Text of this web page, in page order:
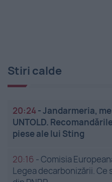
Stiri calde
20:24-Jandarmeria,
UNTOLD.
piese ale lui Sting
20:16 -Comisia
Legea decarbonizării. Ce